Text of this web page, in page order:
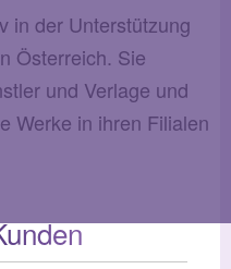
in der Unterstützung
Österreich. Sie
und Verlage und
Werke in ihren Filialen